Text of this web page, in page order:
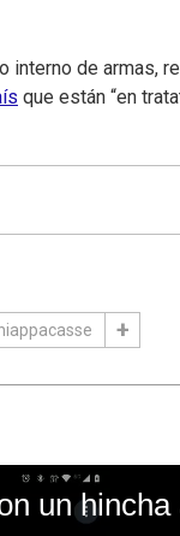
de armas,
que están “en